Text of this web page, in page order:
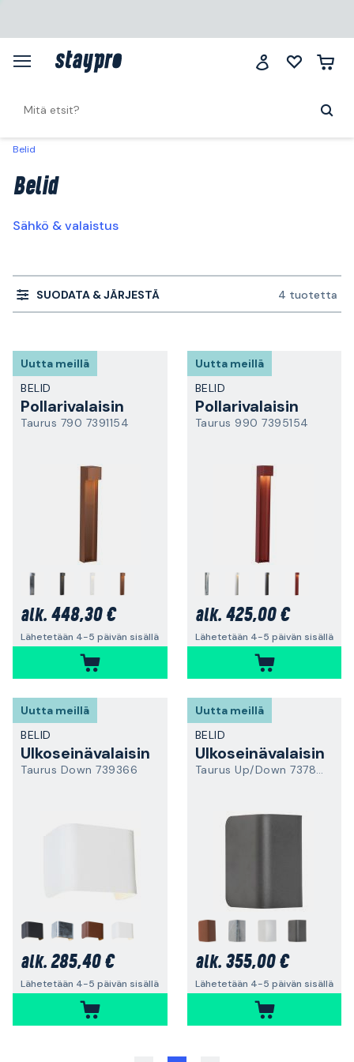
Belid
Belid
Sähkö & valaistus
SUODATA & JÄRJESTÄ 4 tuotetta
Uutta meillä
BELID
Pollarivalaisin
Taurus 790 7391154
alk. 448,30 €
Lähetetään 4-5 päivän sisällä
Uutta meillä
BELID
Pollarivalaisin
Taurus 990 7395154
alk. 425,00 €
Lähetetään 4-5 päivän sisällä
Uutta meillä
BELID
Ulkoseinävalaisin
Taurus Down 739366
alk. 285,40 €
Lähetetään 4-5 päivän sisällä
Uutta meillä
BELID
Ulkoseinävalaisin
Taurus Up/Down 7378197
alk. 355,00 €
Lähetetään 4-5 päivän sisällä